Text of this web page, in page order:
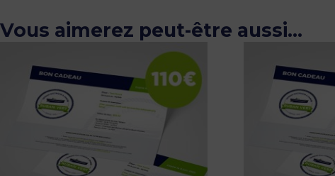
Vous aimerez peut-être aussi…